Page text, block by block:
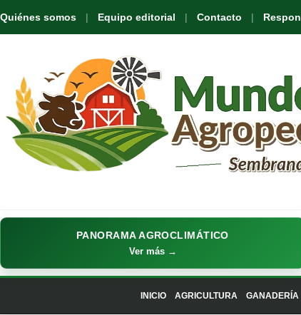
Quiénes somos Equipo editorial Contacto
PANORAMA AGROCLIMÁTICO
Ver más →
INICIO AGRICULTURA GANADERÍA